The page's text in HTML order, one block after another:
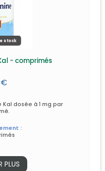
stock
- comprimés
€
dosée à 1 mg par
:
PLUS